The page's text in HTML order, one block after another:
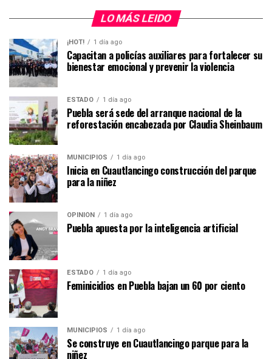
LO MÁS LEIDO
¡HOT! 1 día ago
Capacitan a policías auxiliares para fortalecer su
bienestar emocional y prevenir la violencia
ESTADO 1 día ago
Puebla será sede del arranque nacional de la
reforestación encabezada por Claudia Sheinbaum
MUNICIPIOS 1 día ago
Inicia en Cuautlancingo construcción del parque
para la niñez
OPINIÓN 1 día ago
Puebla apuesta por la inteligencia artificial
ESTADO 1 día ago
Feminicidios en Puebla bajan un 60 por ciento
MUNICIPIOS 1 día ago
Se construye en Cuautlancingo parque para la
niñez